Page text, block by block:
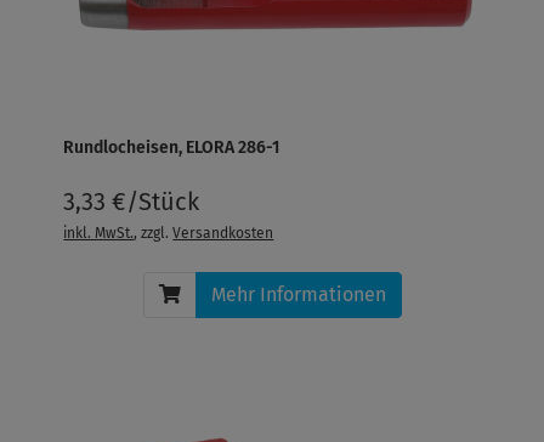
Rundlocheisen, ELORA 286-1
3,33 €/Stück
inkl. MwSt., zzgl.Versandkosten
Mehr Informationen